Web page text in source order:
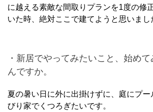
に越える素敵な間取りプランを1度の修
いた時、絶対ここで建てようと思いまし
・新居でやってみたいこと、始め
んですか。
夏の暑い日に外に出掛けずに、庭にプ
びり家でくつろぎたいです。